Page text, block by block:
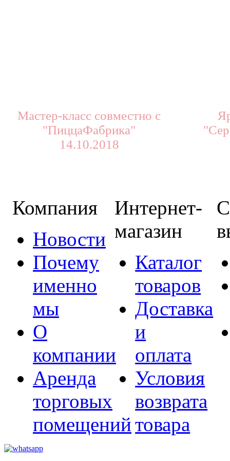
Мастер-класс совместно с
"ПиццаФабрика"
14.10.2018
Компания
Новости
Почему
именно
мы
О
компании
Аренда
торговых
помещений
Интернет-
магазин
Каталог
товаров
Доставка
и
оплата
Условия
возврата
товара